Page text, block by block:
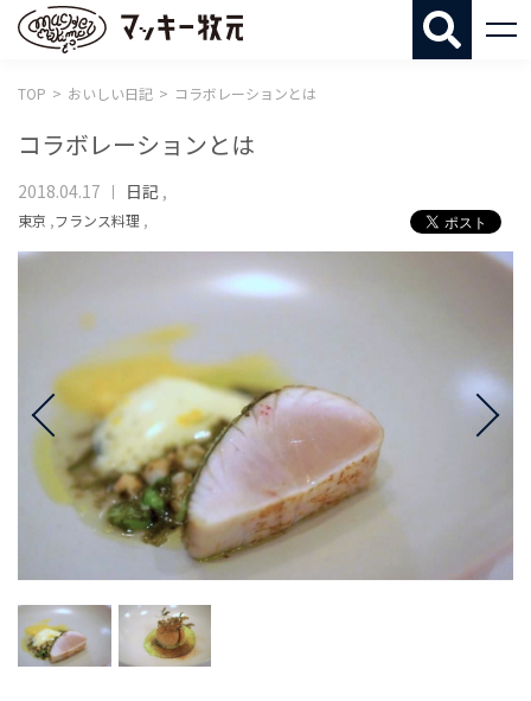
TOP おいしい日記 コラボレーションとは
コラボレーションとは
2018.04.17 日記 ,
東京 ,フランス料理 ,